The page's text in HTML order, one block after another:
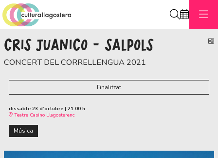
CRIS JUANICO - SALPOLS
CONCERT DEL CORRELLENGUA 2021
Finalitzat
dissabte 23 d’octubre | 21:00 h
Teatre Casino Llagosterenc
Música